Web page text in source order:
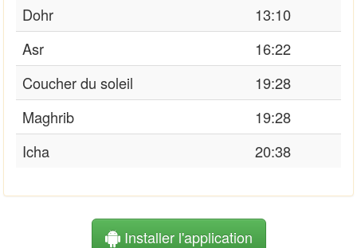
Dohr
13:10
Asr
16:22
Coucher du soleil
19:28
Maghrib
19:28
Icha
20:38
Installer l'application